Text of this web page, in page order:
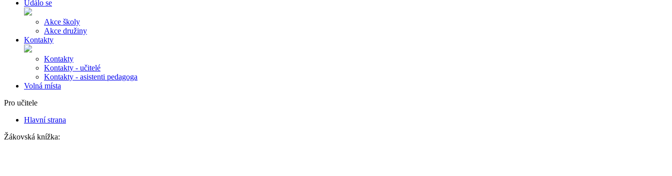
Událo se
Akce školy
Akce družiny
Kontakty
Kontakty
Kontakty - učitelé
Kontakty - asistenti pedagoga
Volná místa
Pro učitele
Hlavní strana
Žákovská knížka: